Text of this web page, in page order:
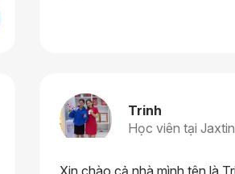
Trinh
Học viên tại
Xin chào cả nhà mình tên là